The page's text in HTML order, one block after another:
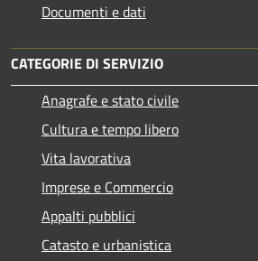
Documenti e dati
CATEGORIE DI SERVIZIO
Anagrafe e stato civile
Cultura e tempo libero
Vita lavorativa
Imprese e Commercio
Appalti pubblici
Catasto e urbanistica